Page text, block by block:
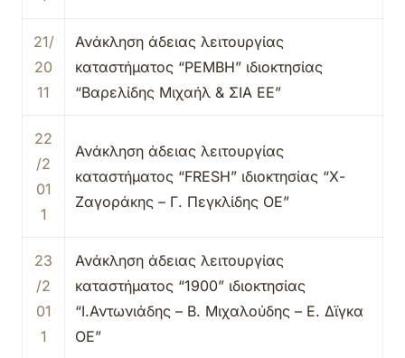
21/
20
11
Ανάκληση άδειας λειτουργίας
καταστήματος “ΡΕΜΒΗ” ιδιοκτησίας
“Βαρελίδης Μιχαήλ & ΣΙΑ ΕΕ”
22
/2
01
1
Ανάκληση άδειας λειτουργίας
καταστήματος “FRESH” ιδιοκτησίας “Χ-
Ζαγοράκης – Γ. Πεγκλίδης ΟΕ”
23
/2
01
1
Ανάκληση άδειας λειτουργίας
καταστήματος “1900” ιδιοκτησίας
“Ι.Αντωνιάδης – Β. Μιχαλούδης – Ε. Δϊγκα
ΟΕ”